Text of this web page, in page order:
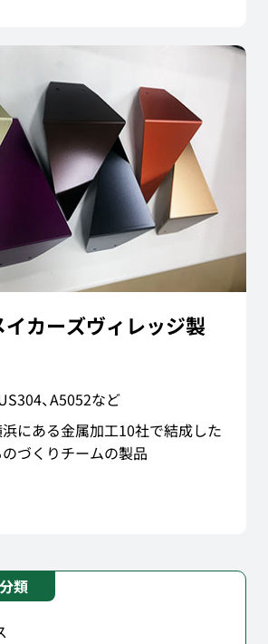
イカーズヴィレッジ製
、A5052など
にある金属加工10社で結成した
づくりチームの製品
類